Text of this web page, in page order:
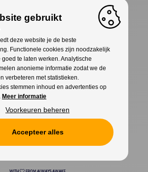
Cookies Privacy
gebruikt
deze website je de beste
Functionele cookies zijn noodzakelijk
te laten werken. Analytische
anonieme informatie zodat we de
verbeteren met statistieken.
stemmen inhoud en advertenties op
Meer informatie
Voorkeuren beheren
Accepteer alles